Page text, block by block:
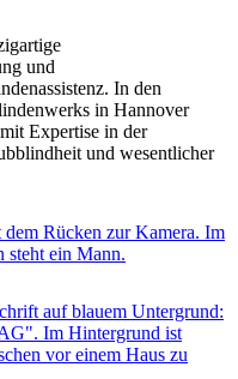
und
In den
in Hannover
Expertise in der
und wesentlicher